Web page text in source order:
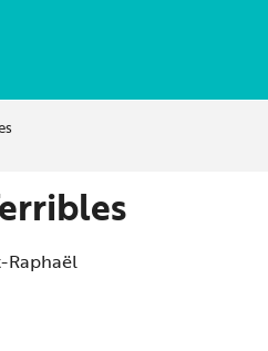
Raphaël